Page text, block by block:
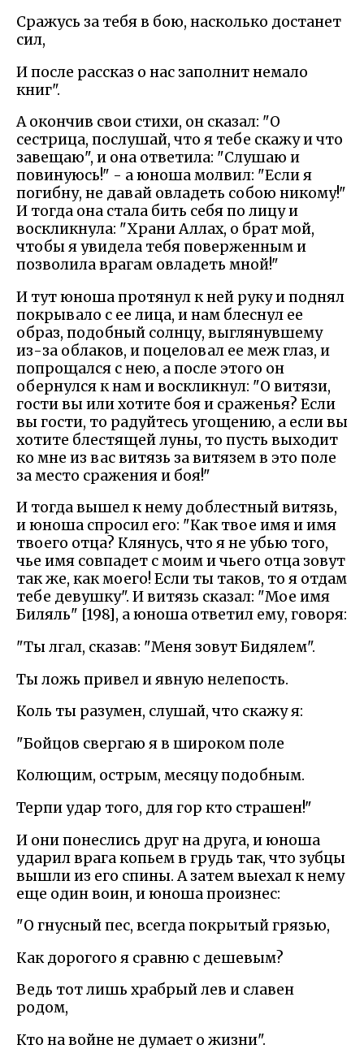
Сражусь за тебя в бою, насколько достанет
сил,
И после рассказ о нас заполнит немало
книг".
А окончив свои стихи, он сказал: "О
сестрица, послушай, что я тебе скажу и что
завещаю", и она ответила: "Слушаю и
повинуюсь!" - а юноша молвил: "Если я
погибну, не давай овладеть собою никому!"
И тогда она стала бить себя по лицу и
воскликнула: "Храни Аллах, о брат мой,
чтобы я увидела тебя поверженным и
позволила врагам овладеть мной!"
И тут юноша протянул к ней руку и поднял
покрывало с ее лица, и нам блеснул ее
образ, подобный солнцу, выглянувшему
из-за облаков, и поцеловал ее меж глаз, и
попрощался с нею, а после этого он
обернулся к нам и воскликнул: "О витязи,
гости вы или хотите боя и сраженья? Если
вы гости, то радуйтесь угощению, а если вы
хотите блестящей луны, то пусть выходит
ко мне из вас витязь за витязем в это поле
за место сражения и боя!"
И тогда вышел к нему доблестный витязь,
и юноша спросил его: "Как твое имя и имя
твоего отца? Клянусь, что я не убью того,
чье имя совпадет с моим и чьего отца зовут
так же, как моего! Если ты таков, то я отдам
тебе девушку". И витязь сказал: "Мое имя
Биляль" [198], а юноша ответил ему, говоря:
"Ты лгал, сказав: "Меня зовут Бидялем".
Ты ложь привел и явную нелепость.
Коль ты разумен, слушай, что скажу я:
"Бойцов свергаю я в широком поле
Колющим, острым, месяцу подобным.
Терпи удар того, для гор кто страшен!"
И они понеслись друг на друга, и юноша
ударил врага копьем в грудь так, что зубцы
вышли из его спины. А затем выехал к нему
еще один воин, и юноша произнес:
"О гнусный пес, всегда покрытый грязью,
Как дорогого я сравню с дешевым?
Ведь тот лишь храбрый лев и славен
родом,
Кто на войне не думает о жизни".